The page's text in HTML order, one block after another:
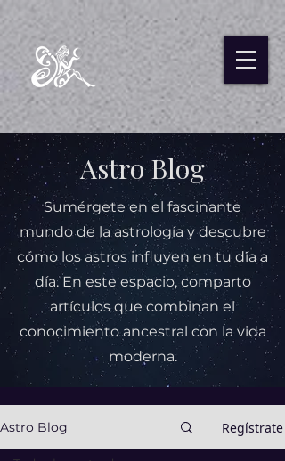
Astro Blog
Sumérgete en el fascinante
mundo de la astrología y descubre
cómo los astros influyen en tu día a
día. En este espacio, comparto
artículos que combinan el
conocimiento ancestral con la vida
moderna.
Astro Blog Regístrate